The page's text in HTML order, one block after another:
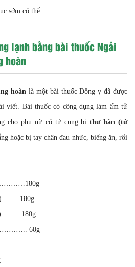
sớm có thể.
lạnh bằng bài thuốc Ngải
hoàn
hoànlà một bài thuốc Đông y đã được
viết. Bài thuốc có công dụng làm ấm tử
cho phụ nữ có tử cung bịthư hàn (tử
hoặc bị tay chân đau nhức, biếng ăn, rối
…………180g
…… 180g
……. 180g
………….. 60g